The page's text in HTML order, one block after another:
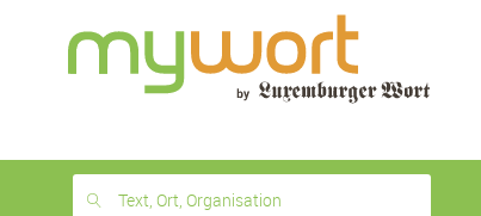
month
free
Text, Ort, Organisation